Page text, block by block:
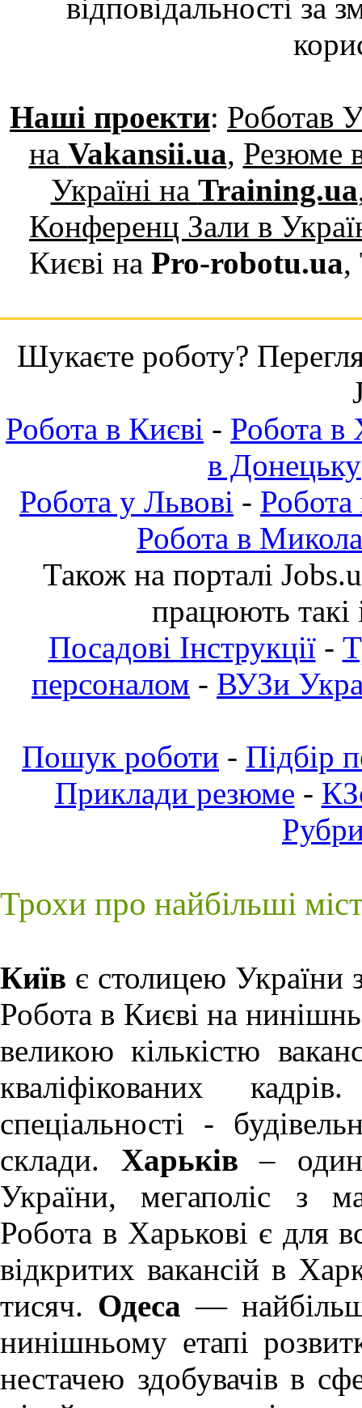
відповідальності за
Наші проекти: Роботав
на Vakansii.ua, Резюме
Україні на Training.ua
Конференц Зали в
Києві на Pro-robotu.ua,
Шукаєте роботу?
Робота в Києві - Робота в
в Донецьку
Робота у Львові - Робота
Робота в
Також на порталі
працюють такі
Посадові Інструкції-
персоналом - ВУЗи
Пошук роботи - Підбір
Приклади резюме -
Трохи про найбільші
Київ є столицею України
Робота в Києві на
великою кількістю
кваліфікованих
спеціальності -
склади. Харьків –
України, мегаполіс з
Робота в Харькові є для
відкритих вакансій в
тисяч. Одеса —
нинішньому етапі
нестачею здобувачів в